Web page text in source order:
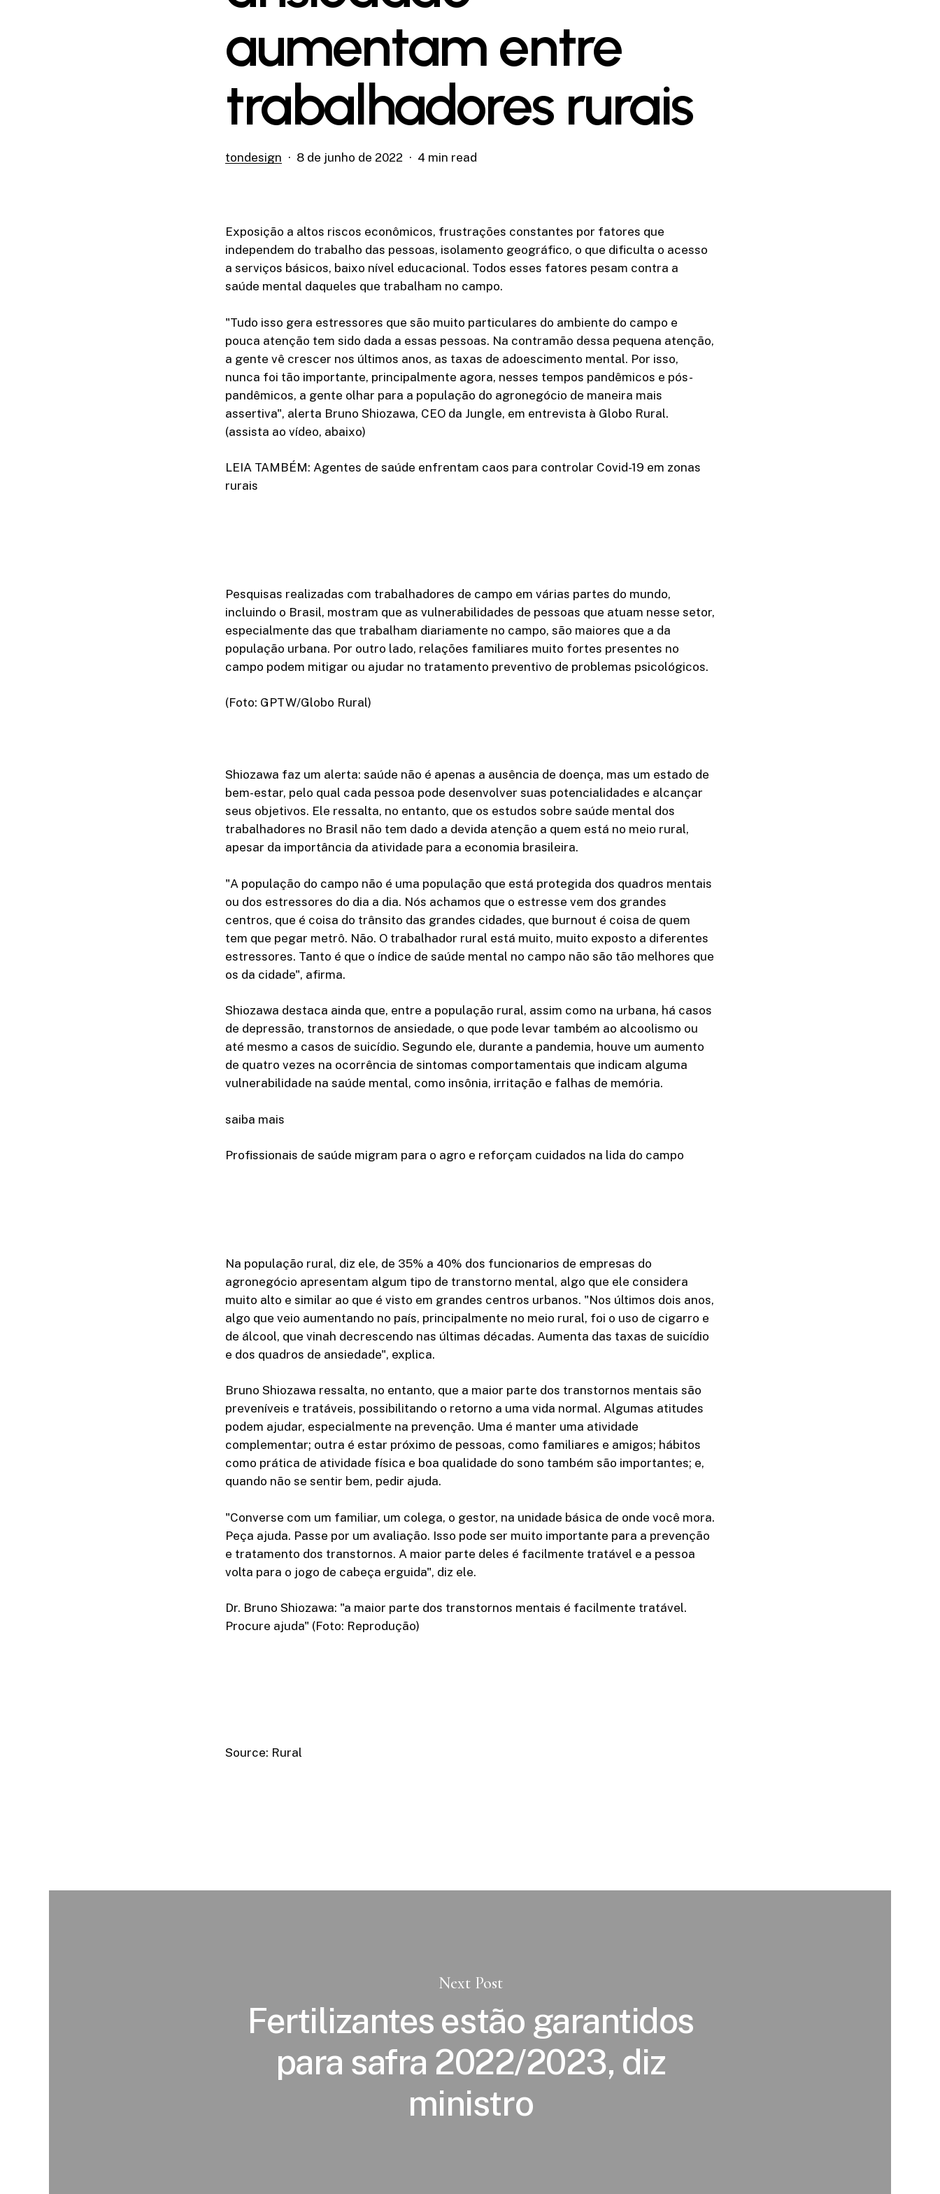
aumentam entre
trabalhadores rurais
tondesign 8 de junho de 2022 4 min read
Exposição a altos riscos econômicos, frustrações constantes por fatores que
independem do trabalho das pessoas, isolamento geográfico, o que dificulta o acesso
a serviços básicos, baixo nível educacional. Todos esses fatores pesam contra a
saúde mental daqueles que trabalham no campo.
"Tudo isso gera estressores que são muito particulares do ambiente do campo e
pouca atenção tem sido dada a essas pessoas. Na contramão dessa pequena atenção,
a gente vê crescer nos últimos anos, as taxas de adoescimento mental. Por isso,
nunca foi tão importante, principalmente agora, nesses tempos pandêmicos e pós-
pandêmicos, a gente olhar para a população do agronegócio de maneira mais
assertiva", alerta Bruno Shiozawa, CEO da Jungle, em entrevista à Globo Rural.
(assista ao vídeo, abaixo)
LEIA TAMBÉM: Agentes de saúde enfrentam caos para controlar Covid-19 em zonas
rurais
Pesquisas realizadas com trabalhadores de campo em várias partes do mundo,
incluindo o Brasil, mostram que as vulnerabilidades de pessoas que atuam nesse setor,
especialmente das que trabalham diariamente no campo, são maiores que a da
população urbana. Por outro lado, relações familiares muito fortes presentes no
campo podem mitigar ou ajudar no tratamento preventivo de problemas psicológicos.
(Foto: GPTW/Globo Rural)
Shiozawa faz um alerta: saúde não é apenas a ausência de doença, mas um estado de
bem-estar, pelo qual cada pessoa pode desenvolver suas potencialidades e alcançar
seus objetivos. Ele ressalta, no entanto, que os estudos sobre saúde mental dos
trabalhadores no Brasil não tem dado a devida atenção a quem está no meio rural,
apesar da importância da atividade para a economia brasileira.
"A população do campo não é uma população que está protegida dos quadros mentais
ou dos estressores do dia a dia. Nós achamos que o estresse vem dos grandes
centros, que é coisa do trânsito das grandes cidades, que burnout é coisa de quem
tem que pegar metrô. Não. O trabalhador rural está muito, muito exposto a diferentes
estressores. Tanto é que o índice de saúde mental no campo não são tão melhores que
os da cidade", afirma.
Shiozawa destaca ainda que, entre a população rural, assim como na urbana, há casos
de depressão, transtornos de ansiedade, o que pode levar também ao alcoolismo ou
até mesmo a casos de suicídio. Segundo ele, durante a pandemia, houve um aumento
de quatro vezes na ocorrência de sintomas comportamentais que indicam alguma
vulnerabilidade na saúde mental, como insônia, irritação e falhas de memória.
saiba mais
Profissionais de saúde migram para o agro e reforçam cuidados na lida do campo
Na população rural, diz ele, de 35% a 40% dos funcionarios de empresas do
agronegócio apresentam algum tipo de transtorno mental, algo que ele considera
muito alto e similar ao que é visto em grandes centros urbanos. "Nos últimos dois anos,
algo que veio aumentando no país, principalmente no meio rural, foi o uso de cigarro e
de álcool, que vinah decrescendo nas últimas décadas. Aumenta das taxas de suicídio
e dos quadros de ansiedade", explica.
Bruno Shiozawa ressalta, no entanto, que a maior parte dos transtornos mentais são
preveníveis e tratáveis, possibilitando o retorno a uma vida normal. Algumas atitudes
podem ajudar, especialmente na prevenção. Uma é manter uma atividade
complementar; outra é estar próximo de pessoas, como familiares e amigos; hábitos
como prática de atividade física e boa qualidade do sono também são importantes; e,
quando não se sentir bem, pedir ajuda.
"Converse com um familiar, um colega, o gestor, na unidade básica de onde você mora.
Peça ajuda. Passe por um avaliação. Isso pode ser muito importante para a prevenção
e tratamento dos transtornos. A maior parte deles é facilmente tratável e a pessoa
volta para o jogo de cabeça erguida", diz ele.
Dr. Bruno Shiozawa: "a maior parte dos transtornos mentais é facilmente tratável.
Procure ajuda" (Foto: Reprodução)
Source: Rural
Next Post
Fertilizantes estão garantidos
para safra 2022/2023, diz
ministro